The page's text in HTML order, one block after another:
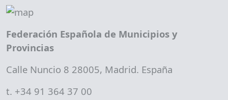
Federación Española de Municipios y
Provincias
Calle Nuncio 8 28005, Madrid. España
t. +34 91 364 37 00